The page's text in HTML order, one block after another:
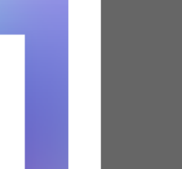
ット ランドセル 可
ドセルまで収納でき
されたデザインのた